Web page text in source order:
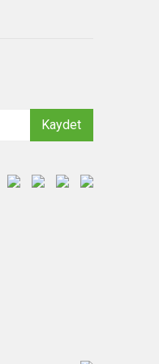
Kaydet